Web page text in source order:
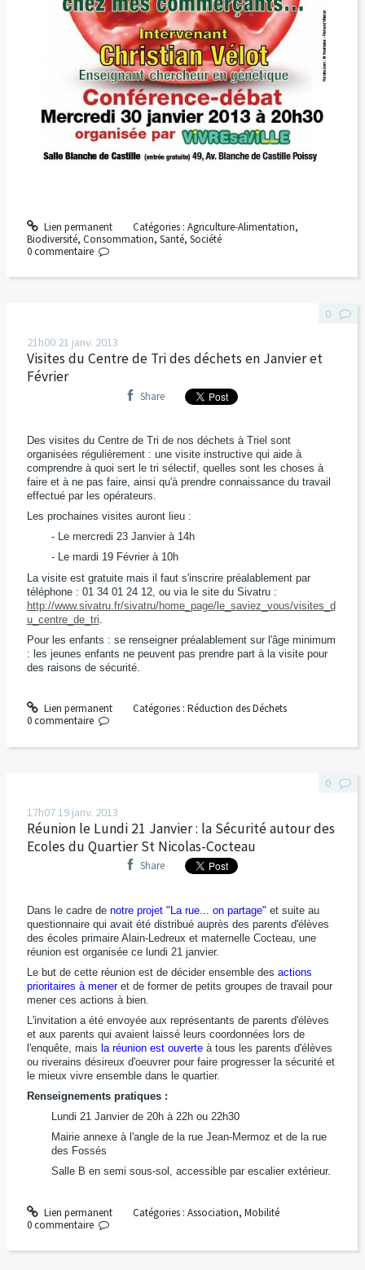
Lien permanent Catégories : Agriculture-Alimentation,
Biodiversité, Consommation, Santé, Société
0 commentaire
21h00 21 janv. 2013
Visites du Centre de Tri des déchets en Janvier et
Février
Share
Des visites du Centre de Tri de nos déchets à Triel sont
organisées régulièrement : une visite instructive qui aide à
comprendre à quoi sert le tri sélectif, quelles sont les choses à
faire et à ne pas faire, ainsi qu'à prendre connaissance du travail
effectué par les opérateurs.
Les prochaines visites auront lieu :
- Le mercredi 23 Janvier à 14h
- Le mardi 19 Février à 10h
La visite est gratuite mais il faut s'inscrire préalablement par
téléphone : 01 34 01 24 12, ou via le site du Sivatru :
http://www.sivatru.fr/sivatru/home_page/le_saviez_vous/visites_d
u_centre_de_tri
Pour les enfants : se renseigner préalablement sur l'âge minimum
: les jeunes enfants ne peuvent pas prendre part à la visite pour
des raisons de sécurité.
Lien permanent Catégories : Réduction des Déchets
0
0 commentaire
17h0719 janv. 2013
Réunion le Lundi 21 Janvier : la Sécurité autour des
Ecoles du Quartier St Nicolas-Cocteau
Share
Dans le cadre de notre projet "La rue... on partage" et suite au
questionnaire qui avait été distribué auprès des parents d'élèves
des écoles primaire Alain-Ledreux et maternelle Cocteau, une
réunion est organisée ce lundi 21 janvier.
Le but de cette réunion est de décider ensemble des actions
prioritaires à meneret de former de petits groupes de travail pour
mener ces actions à bien.
L'invitation a été envoyée aux représentants de parents d'élèves
et aux parents qui avaient laissé leurs coordonnées lors de
l'enquête, mais la réunion est ouverteà tous les parents d'élèves
ou riverains désireux d'oeuvrer pour faire progresser la sécurité et
le mieux vivre ensemble dans le quartier.
Renseignements pratiques :
Lundi 21 Janvier de 20h à 22h ou 22h30
Mairie annexe à l'angle de la rue Jean-Mermoz et de la rue
des Fossés
Salle B en semi sous-sol, accessible par escalier extérieur.
Lien permanent Catégories : Association, Mobilité
0
0 commentaire